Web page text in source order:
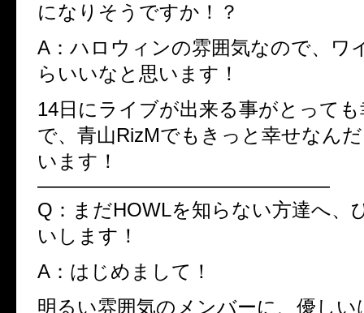
になりそうですか！？
A：ハロウィンの雰囲気なので、ワ
らいいなと思います！
14日にライブが出来る事がとって
で、青山RizMでもきっと幸せなん
います！
———————————————
Q：まだHOWLを知らない方達へ、
いします！
A：はじめまして！
明るい雰囲気のメンバーに、優し